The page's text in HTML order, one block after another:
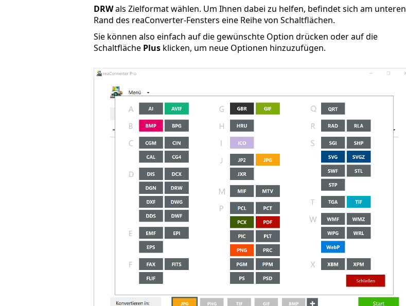
DRWals Zielformat wählen. Um Ihnen dabei zu helfen, befindet sich am unteren
Rand des reaConverter-Fensters eine Reihe von Schaltflächen.
Sie können also einfach auf die gewünschte Option drücken oder auf die
Schaltfläche Plusklicken, um neue Optionen hinzuzufügen.